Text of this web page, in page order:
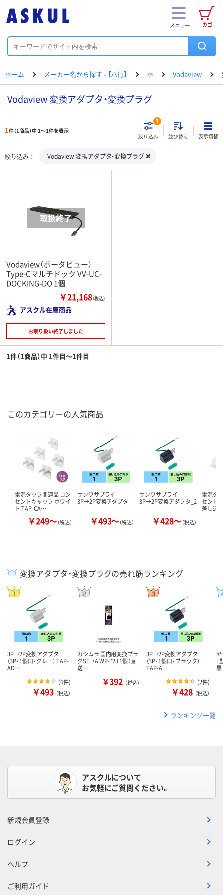
カゴ
メニュー
ホーム メーカー名から探す - 【ハ行】 ホ Vodaview
Vodaview 変換アダプタ・変換プラグ
1件（1商品）中 1～1件を表示
絞り込み
1
並び替え 表示切替
絞り込み Vodaview 変換アダプタ・変換プラグ
Vodaview（ボーダビュー）
Type-Cマルチドック VV-UC-
DOCKING-DO 1個
￥21,168（税込）
アスクル在庫商品
お取り扱い終了しました
1件（1商品）中 1件目～1件目
このカテゴリーの人気商品
電源タップ関連品 コン
セントキャップ ホワイ
ト TAP-CA…
￥249～（税込）
サンワサプライ
3P→2P変換アダプタ
￥493～（税込）
サンワサプライ
3P→2P変換アダプタ_2
￥428～（税込）
電源タ
セント
差し込
変換アダプタ・変換プラグの売れ筋ランキング
3P→2P変換アダプタ
（3P・1個口・グレー） TAP-
AD…
(6件)
￥493 （税込）
カシムラ 国内用変換プラ
グSE→A WP-72J 1個（直
送…
￥392 （税込）
3P→2P変換アダプタ
（3P・1個口・ブラック）
TAP-A…
(2件)
￥428 （税込）
ヤ
L
ランキング一覧
アスクルについて
お気軽にご質問ください。
新規会員登録
ログイン
ヘルプ
ご利用ガイド